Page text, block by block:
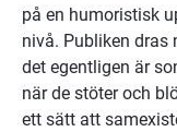
på en humoristisk
nivå. Publiken
det egentligen är
när de stöter och
ett sätt att